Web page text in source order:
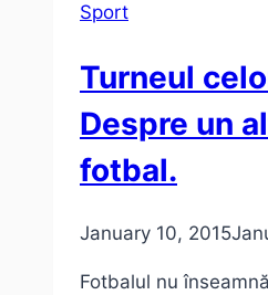
Sport
Turneul
Despre un
fotbal.
January 10, 2015
Fotbalul nu